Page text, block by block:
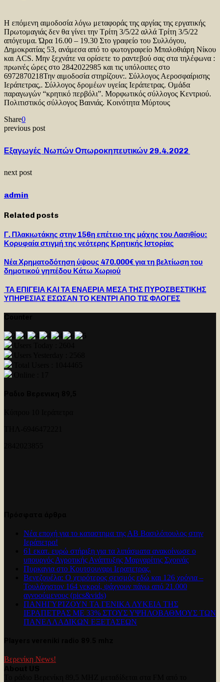
Η επόμενη αιμοδοσία λόγω μεταφοράς της αργίας της εργατικής
Πρωτομαγιάς δεν θα γίνει την Τρίτη 3/5/22 αλλά Τρίτη 3/5/22
απόγευμα. Ώρα 16.00 – 19.30 Στο γραφείο του Συλλόγου,
Δημοκρατίας 53, ανάμεσα από το φωτογραφείο Μπαλοθιάρη Νίκου
και ACS. Μην ξεχνάτε να ορίσετε το ραντεβού σας στα τηλέφωνα :
πρωινές ώρες στο 2842022985 και τις υπόλοιπες στο
6972870218Την αιμοδοσία στηρίζουν:. Σύλλογος Αεροσφαίρισης
Ιεράπετρας,. Σύλλογος δρομέων υγείας Ιεράπετρας. Ομάδα
παραγωγών “κρητικό περβόλι”. Μορφωτικός σύλλογος Κεντριού.
Πολιτιστικός σύλλογος Βαινιάς. Κοινότητα Μύρτους
Share0
previous post
Εξαγωγές Νωπών Οπωροκηπευτικών 29.4.2022
next post
admin
Related posts
Γ. Πλακιωτάκης στην 156η επέτειο της μάχης του Λασιθίου:
Κορυφαία στιγμή της νεότερης Κρητικής Ιστορίας
Νέα Χρηματοδότηση ύψους 470.000€ για τη βελτίωση του
δημοτικού γηπέδου Κάτω Χωριού
ΤΑ ΕΠΙΓΕΙΑ ΚΑΙ ΤΑ ΕΝΑΕΡΙΑ ΜΕΣΑ ΤΗΣ ΠΥΡΟΣΒΕΣΤΙΚΗΣ
ΥΠΗΡΕΣΙΑΣ ΕΣΩΣΑΝ ΤΟ ΚΕΝΤΡΙ ΑΠΟ ΤΙΣ ΦΛΟΓΕΣ
Νέα εποχή για το καταστημα της ΑΒ Βασιλόπουλος στην
Ιεράπετρα!
61 εκατ. ευρώ στήριξη για τα λιπάσματα ανακοίνωσε ο
υπουργός Αγροτικής Ανάπτυξης Μαργαρίτης Σχοινάς
Πυρκαγια στο Κουτσουναρι Ιεραπετρας.
Βενεζουέλα: Ο χειρότερος σεισμός εδώ και 126 χρόνια –
Τουλάχιστον 164 νεκροί, ψάχνουν πάνω από 21.000
αγνοούμενους (pics&vids)
ΠΑΝΗΓΥΡΊΖΟΥΝ ΤΑ ΓΕΝΙΚΑ ΛΥΚΕΙΑ ΤΗΣ
ΙΕΡΑΠΕΤΡΑΣ ΜΕ 33% ΣΤΟΥΣ ΥΨΗΛΟΒΑΘΜΟΥΣ ΤΩΝ
ΠΑΝΕΛΛΑΔΙΚΩΝ ΕΞΕΤΑΣΕΩΝ
Βερενίκη News!